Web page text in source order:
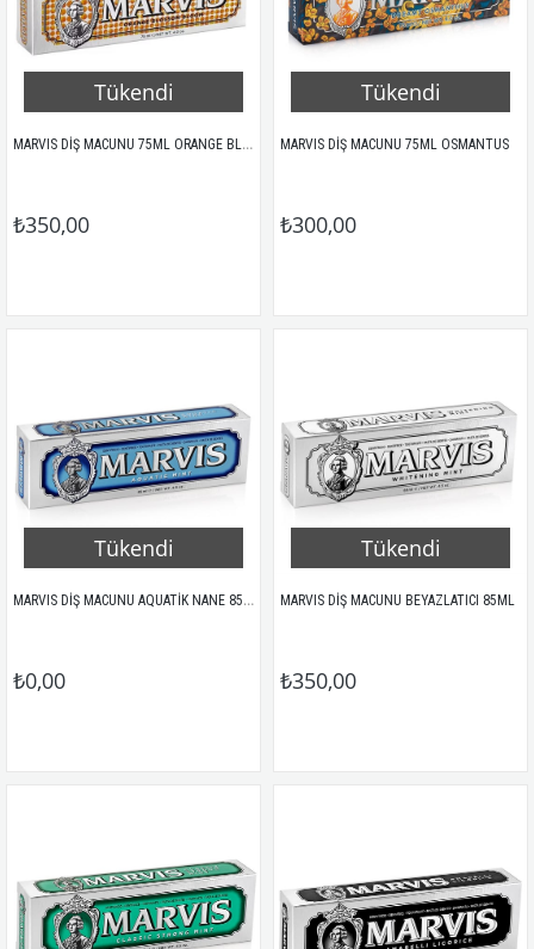
Tükendi
MARVIS DİŞ MACUNU 75ML ORANGE BLOSSOM BLOOM
₺350,00
Tükendi
MARVIS DİŞ MACUNU 75ML OSMANTUS
₺300,00
Tükendi
MARVIS DİŞ MACUNU AQUATİK NANE 85ML
₺0,00
Tükendi
MARVIS DİŞ MACUNU BEYAZLATICI 85ML
₺350,00